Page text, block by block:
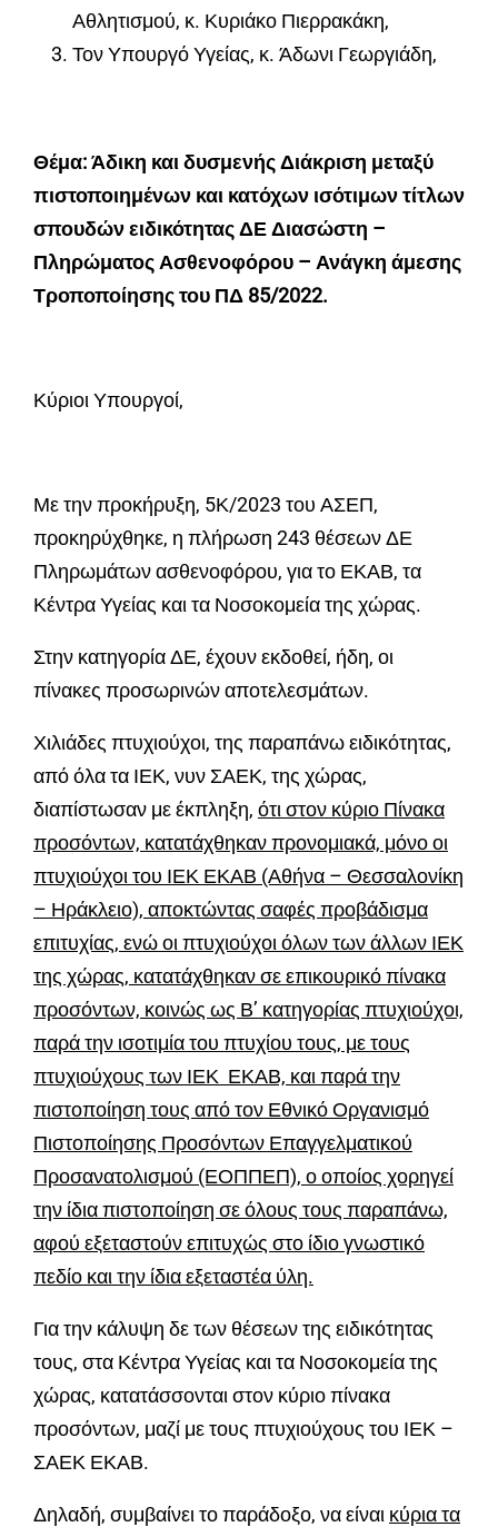
Αθλητισμού, κ. Κυριάκο Πιερρακάκη,
Τον Υπουργό Υγείας, κ. Άδωνι Γεωργιάδη,
Θέμα: Άδικη και δυσμενής Διάκριση μεταξύ
πιστοποιημένων και κατόχων ισότιμων τίτλων
σπουδών ειδικότητας ΔΕ Διασώστη –
Πληρώματος Ασθενοφόρου – Ανάγκη άμεσης
Τροποποίησης του ΠΔ 85/2022.
Κύριοι Υπουργοί,
Με την προκήρυξη, 5Κ/2023 του ΑΣΕΠ,
προκηρύχθηκε, η πλήρωση 243 θέσεων ΔΕ
Πληρωμάτων ασθενοφόρου, για το ΕΚΑΒ, τα
Κέντρα Υγείας και τα Νοσοκομεία της χώρας.
Στην κατηγορία ΔΕ, έχουν εκδοθεί, ήδη, οι
πίνακες προσωρινών αποτελεσμάτων.
Χιλιάδες πτυχιούχοι, της παραπάνω ειδικότητας,
από όλα τα ΙΕΚ, νυν ΣΑΕΚ, της χώρας,
διαπίστωσαν με έκπληξη, ότι στον κύριο Πίνακα
προσόντων, κατατάχθηκαν προνομιακά, μόνο οι
πτυχιούχοι του ΙΕΚ ΕΚΑΒ (Αθήνα – Θεσσαλονίκη
– Ηράκλειο), αποκτώντας σαφές προβάδισμα
επιτυχίας, ενώ οι πτυχιούχοι όλων των άλλων ΙΕΚ
της χώρας, κατατάχθηκαν σε επικουρικό πίνακα
προσόντων, κοινώς ως Β’ κατηγορίας πτυχιούχοι,
παρά την ισοτιμία του πτυχίου τους, με τους
πτυχιούχους των ΙΕΚ ΕΚΑΒ, και παρά την
πιστοποίηση τους από τον Εθνικό Οργανισμό
Πιστοποίησης Προσόντων Επαγγελματικού
Προσανατολισμού (ΕΟΠΠΕΠ), ο οποίος χορηγεί
την ίδια πιστοποίηση σε όλους τους παραπάνω,
αφού εξεταστούν επιτυχώς στο ίδιο γνωστικό
πεδίο και την ίδια εξεταστέα ύλη.
Για την κάλυψη δε των θέσεων της ειδικότητας
τους, στα Κέντρα Υγείας και τα Νοσοκομεία της
χώρας, κατατάσσονται στον κύριο πίνακα
προσόντων, μαζί με τους πτυχιούχους του ΙΕΚ –
ΣΑΕΚ ΕΚΑΒ.
Δηλαδή, συμβαίνει το παράδοξο, να είναι κύρια τα